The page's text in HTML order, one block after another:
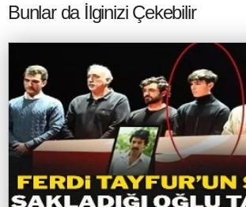
Bunlar da İlginizi Çekebilir